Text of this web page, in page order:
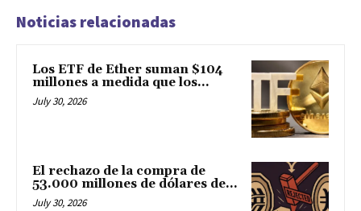
Noticias relacionadas
Los ETF de Ether suman $104
millones a medida que los...
July 30, 2026
El rechazo de la compra de
53.000 millones de dólares de...
July 30, 2026